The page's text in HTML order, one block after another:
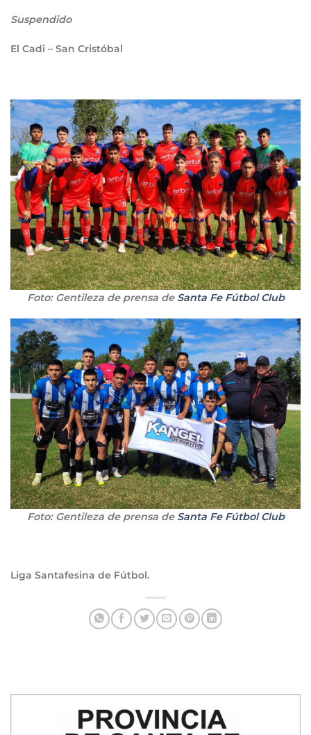
Suspendido
El Cadi – San Cristóbal
Foto: Gentileza de prensa de Santa Fe Fútbol Club
Foto: Gentileza de prensa de Santa Fe Fútbol Club
Liga Santafesina de Fútbol.